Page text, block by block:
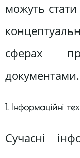
можуть
сферах
документами.
1. Інформаційні
Сучасні